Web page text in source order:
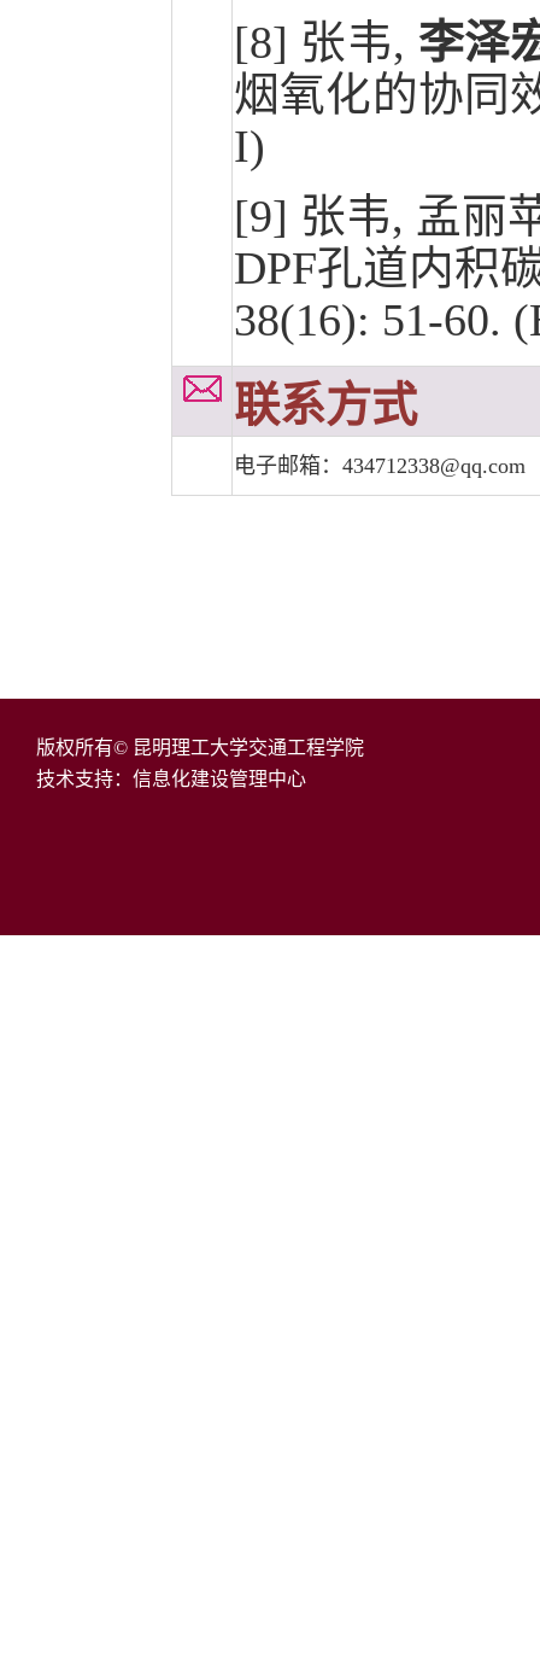
[8] 张韦, 李泽
烟氧化的协同
I)
[9] 张韦, 孟丽
DPF孔道内积
38(16): 51-60.
联系方式
电子邮箱： 434712338@qq.com
版权所有© 昆明理工大学交通工程学院
技术支持：信息化建设管理中心